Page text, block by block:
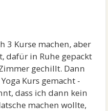
3 Kurse machen, aber
dafür in Ruhe gepackt
gechillt. Dann
Kurs gemacht -
dass ich dann kein
machen wollte,